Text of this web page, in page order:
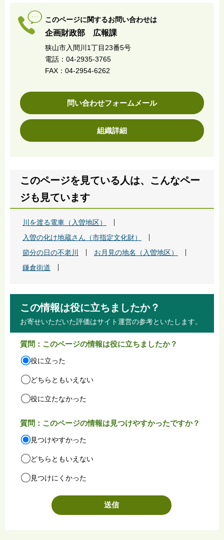
このページに関するお問い合わせは
企画財政部 広報課
狭山市入間川1丁目23番5号
電話：04-2935-3765
FAX：04-2954-6262
問い合わせフォームメール
組織詳細
このページを見ている人は、こんなペー
ジも見ています
川を渡る電車（入曽地区）
入曽の化け地蔵さん（市指定文化財）
節分の日の不老川
お月見の地名（入曽地区）
鎌倉街道
この情報は役に立ちましたか？
お寄せいただいた評価はサイト運営の参考といたします。
質問：このページの情報は役に立ちましたか？
役に立った
どちらともいえない
役に立たなかった
質問：このページの情報は見つけやすかったですか？
見つけやすかった
どちらともいえない
見つけにくかった